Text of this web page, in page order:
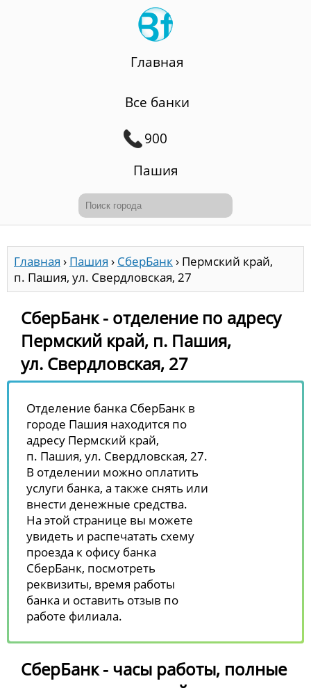
Главная
Все банки
900
Пашия
Главная › Пашия › СберБанк› Пермский край,
п. Пашия, ул. Свердловская, 27
СберБанк - отделение по адресу
Пермский край, п. Пашия,
ул. Свердловская, 27
Отделение банка СберБанк в
городе Пашия находится по
адресу Пермский край,
п. Пашия, ул. Свердловская, 27.
В отделении можно оплатить
услуги банка, а также снять или
внести денежные средства.
На этой странице вы можете
увидеть и распечатать схему
проезда к офису банка
СберБанк, посмотреть
реквизиты, время работы
банка и оставить отзыв по
работе филиала.
СберБанк - часы работы, полные